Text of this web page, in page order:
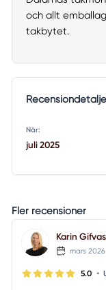
och allt
takbytet.
När:
juli 2025
Fler recensioner
Karin
mars 2026
5.0 •